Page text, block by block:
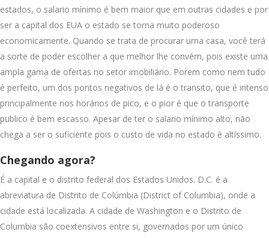
estados, o salario mínimo é bem maior que em outras cidades e por
ser a capital dos EUA o estado se torna muito poderoso
economicamente. Quando se trata de procurar uma casa, você terá
a sorte de poder escolher a que melhor lhe convém, pois existe uma
ampla gama de ofertas no setor imobiliário. Porem como nem tudo
é perfeito, um dos pontos negativos de lá é o transito, que é intenso
principalmente nos horários de pico, e o pior é que o transporte
publico é bem escasso. Apesar de ter o salario mínimo alto, não
chega a ser o suficiente pois o custo de vida no estado é altíssimo.
Chegando agora?
É a capital e o distrito federal dos Estados Unidos. D.C. é a
abreviatura de Distrito de Colúmbia (District of Columbia), onde a
cidade está localizada. A cidade de Washington e o Distrito de
Columbia são coextensivos entre si, governados por um único